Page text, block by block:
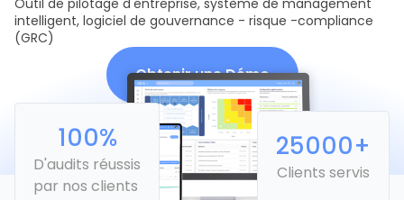
Outil de pilotage d'entreprise, système de management
intelligent, logiciel de gouvernance - risque -compliance
(GRC)
Obtenir une Démo
D'audits réussis
par nos clients
100%
Clients servis
25000+